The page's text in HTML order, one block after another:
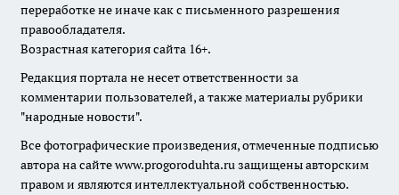
переработке не иначе как с письменного разрешения
правообладателя.
Возрастная категория сайта 16+.
Редакция портала не несет ответственности за
комментарии пользователей, а также материалы рубрики
"народные новости".
Все фотографические произведения, отмеченные подписью
автора на сайте www.progoroduhta.ru защищены авторским
правом и являются интеллектуальной собственностью.